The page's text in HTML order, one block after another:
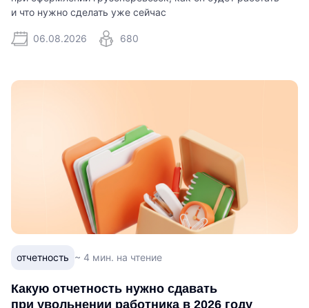
и что нужно сделать уже сейчас
06.08.2026 680
отчетность ~ 4 мин. на чтение
Какую отчетность нужно сдавать
при увольнении работника в 2026 году